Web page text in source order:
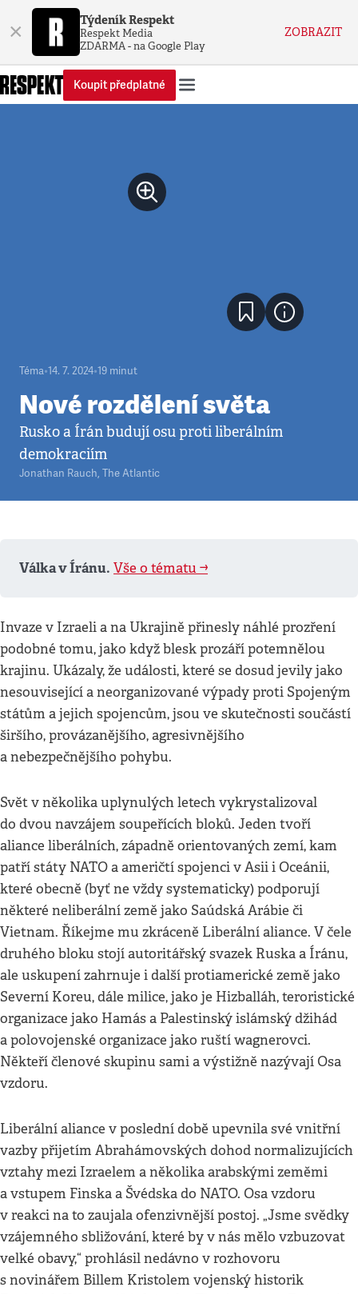
× Týdeník Respekt
Respekt Media
ZDARMA - na Google Play
ZOBRAZIT
Koupit předplatné
Téma•14. 7. 2024•19 minut
Nové rozdělení světa
Rusko a Írán budují osu proti liberálním
demokraciím
Jonathan Rauch, The Atlantic
Válka v Íránu. Vše o tématu ➡️
Invaze v Izraeli a na Ukrajině přinesly náhlé prozření
podobné tomu, jako když blesk prozáří potemnělou
krajinu. Ukázaly, že události, které se dosud jevily jako
nesouvisející a neorganizované výpady proti Spojeným
státům a jejich spojencům, jsou ve skutečnosti součástí
širšího, provázanějšího, agresivnějšího
a nebezpečnějšího pohybu.
Svět v několika uplynulých letech vykrystalizoval
do dvou navzájem soupeřících bloků. Jeden tvoří
aliance liberálních, západně orientovaných zemí, kam
patří státy NATO a američtí spojenci v Asii i Oceánii,
které obecně (byť ne vždy systematicky) podporují
některé neliberální země jako Saúdská Arábie či
Vietnam. Říkejme mu zkráceně Liberální aliance. V čele
druhého bloku stojí autoritářský svazek Ruska a Íránu,
ale uskupení zahrnuje i další protiamerické země jako
Severní Koreu, dále milice, jako je Hizballáh, teroristické
organizace jako Hamás a Palestinský islámský džihád
a polovojenské organizace jako ruští wagnerovci.
Někteří členové skupinu sami a výstižně nazývají Osa
vzdoru.
Liberální aliance v poslední době upevnila své vnitřní
vazby přijetím Abrahámovských dohod normalizujících
vztahy mezi Izraelem a několika arabskými zeměmi
a vstupem Finska a Švédska do NATO. Osa vzdoru
v reakci na to zaujala ofenzivnější postoj. „Jsme svědky
vzájemného sbližování, které by v nás mělo vzbuzovat
velké obavy,“ prohlásil nedávno v rozhovoru
s novinářem Billem Kristolem vojenský historik